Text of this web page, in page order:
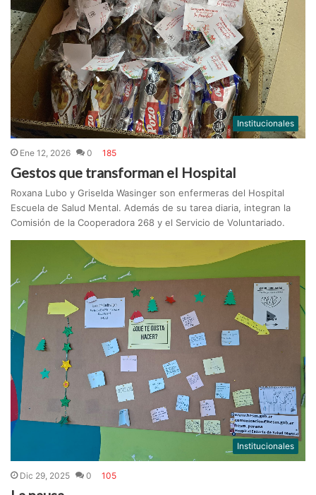
Institucionales
Ene 12, 2026 0 185
Gestos que transforman el Hospital
Roxana Lubo y Griselda Wasinger son enfermeras del Hospital
Escuela de Salud Mental. Además de su tarea diaria, integran la
Comisión de la Cooperadora 268 y el Servicio de Voluntariado.
Institucionales
Dic 29, 2025 0 105